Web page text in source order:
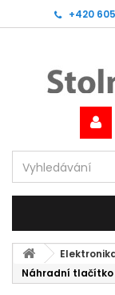
+420
Náhradní tlačítko